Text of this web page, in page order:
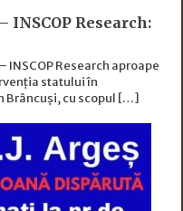
INSCOP Research:
INSCOP Research aproape
statului în
Brâncuși, cu scopul […]